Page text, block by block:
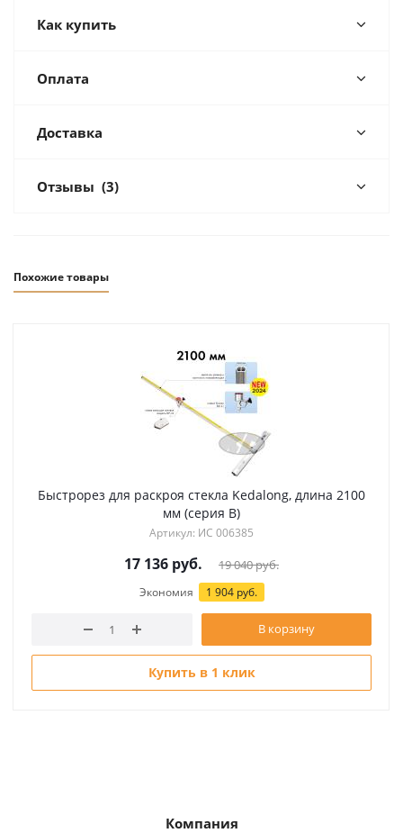
Как купить
Оплата
Доставка
Отзывы (3)
Похожие товары
Быстрорез для раскроя стекла Kedalong, длина 2100
мм (серия B)
Артикул: ИС 006385
17 136 руб. 19 040руб.
Экономия 1 904 руб.
В корзину
Купить в 1 клик
Компания